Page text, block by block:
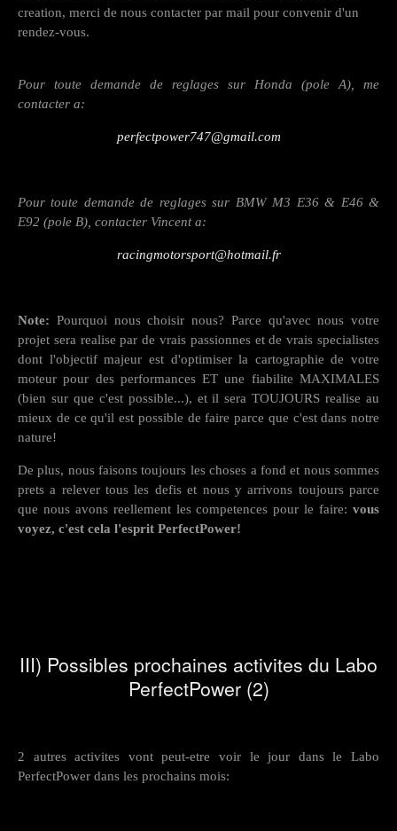
creation, merci de nous contacter par mail pour convenir d'un
rendez-vous.
Pour toute demande de reglages sur Honda (pole A), me
contacter a:
perfectpower747@gmail.com
Pour toute demande de reglages sur BMW M3 E36 & E46 &
E92 (pole B), contacter Vincent a:
racingmotorsport@hotmail.fr
Note: Pourquoi nous choisir nous? Parce qu'avec nous votre
projet sera realise par de vrais passionnes et de vrais specialistes
dont l'objectif majeur est d'optimiser la cartographie de votre
moteur pour des performances ET une fiabilite MAXIMALES
(bien sur que c'est possible...), et il sera TOUJOURS realise au
mieux de ce qu'il est possible de faire parce que c'est dans notre
nature!
De plus, nous faisons toujours les choses a fond et nous sommes
prets a relever tous les defis et nous y arrivons toujours parce
que nous avons reellement les competences pour le faire: vous
voyez, c'est cela l'esprit PerfectPower!
III) Possibles prochaines activites du Labo
PerfectPower (2)
2 autres activites vont peut-etre voir le jour dans le Labo
PerfectPower dans les prochains mois: